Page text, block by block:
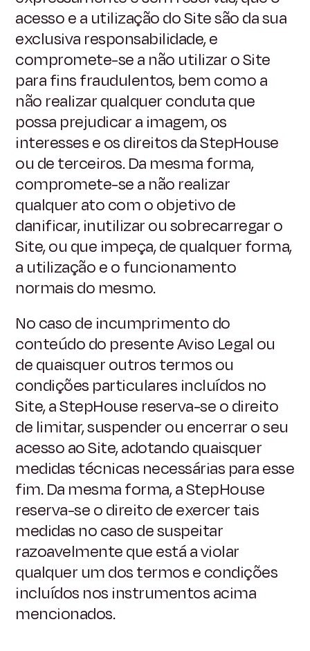
acesso e a utilização do Site são da sua
exclusiva responsabilidade, e
compromete-se a não utilizar o Site
para fins fraudulentos, bem como a
não realizar qualquer conduta que
possa prejudicar a imagem, os
interesses e os direitos da StepHouse
ou de terceiros. Da mesma forma,
compromete-se a não realizar
qualquer ato com o objetivo de
danificar, inutilizar ou sobrecarregar o
Site, ou que impeça, de qualquer forma,
a utilização e o funcionamento
normais do mesmo.
No caso de incumprimento do
conteúdo do presente Aviso Legal ou
de quaisquer outros termos ou
condições particulares incluídos no
Site, a StepHouse reserva-se o direito
de limitar, suspender ou encerrar o seu
acesso ao Site, adotando quaisquer
medidas técnicas necessárias para esse
fim. Da mesma forma, a StepHouse
reserva-se o direito de exercer tais
medidas no caso de suspeitar
razoavelmente que está a violar
qualquer um dos termos e condições
incluídos nos instrumentos acima
mencionados.